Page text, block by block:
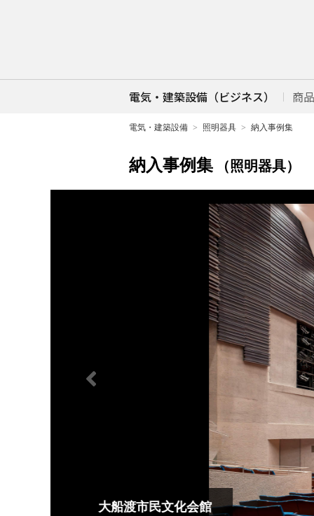
電気・建築設備（ビジネス） 商
電気・建築設備 照明器具 納入事例集
納入事例集 （照明器具）
大船渡市民文化会館